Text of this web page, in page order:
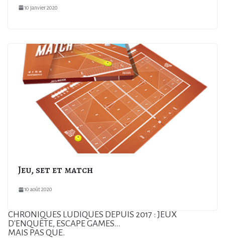
10 janvier 2020
Jeu, set et match
10 août 2020
CHRONIQUES LUDIQUES DEPUIS 2017 : JEUX
D'ENQUÊTE, ESCAPE GAMES...
MAIS PAS QUE.